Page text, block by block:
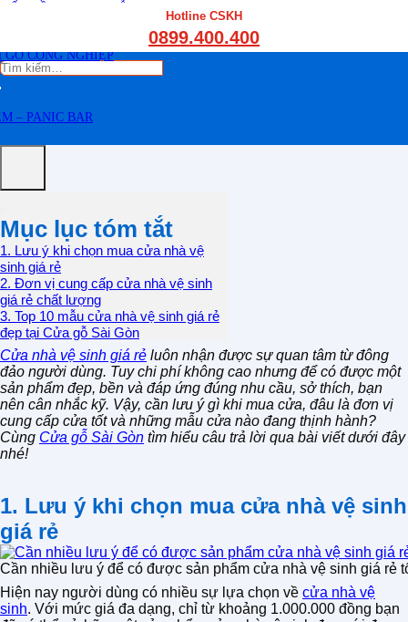
GỖ CÔNG NGHIỆP
– PANIC BAR
Hotline CSKH
0899.400.400
Tìm
Mục lục tóm tắt
1. Lưu ý khi chọn mua cửa nhà vệ
sinh giá rẻ
2. Đơn vị cung cấp cửa nhà vệ sinh
giá rẻ chất lượng
3. Top 10 mẫu cửa nhà vệ sinh giá rẻ
đẹp tại Cửa gỗ Sài Gòn
Cửa nhà vệ sinh giá rẻ luôn nhận được sự quan tâm từ đông
đảo người dùng. Tuy chi phí không cao nhưng để có được một
sản phẩm đẹp, bền và đáp ứng đúng nhu cầu, sở thích, bạn
nên cân nhắc kỹ. Vậy, cần lưu ý gì khi mua cửa, đâu là đơn vị
cung cấp cửa tốt và những mẫu cửa nào đang thịnh hành?
Cùng Cửa gỗ Sài Gòn tìm hiểu câu trả lời qua bài viết dưới đây
nhé!
1. Lưu ý khi chọn mua cửa nhà vệ sinh
giá rẻ
Cần nhiều lưu ý để có được sản phẩm cửa nhà vệ sinh giá rẻ
Hiện nay người dùng có nhiều sự lựa chọn về cửa nhà vệ
sinh. Với mức giá đa dạng, chỉ từ khoảng 1.000.000 đồng bạn